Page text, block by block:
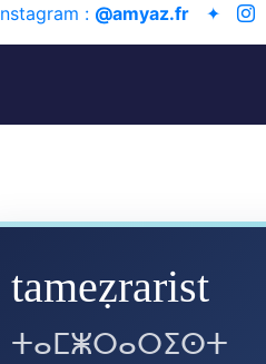
: @amyaz.fr ✦
tameẓrarist
ⵜⴰⵎⵥⵔⴰⵔⵉⵙⵜ